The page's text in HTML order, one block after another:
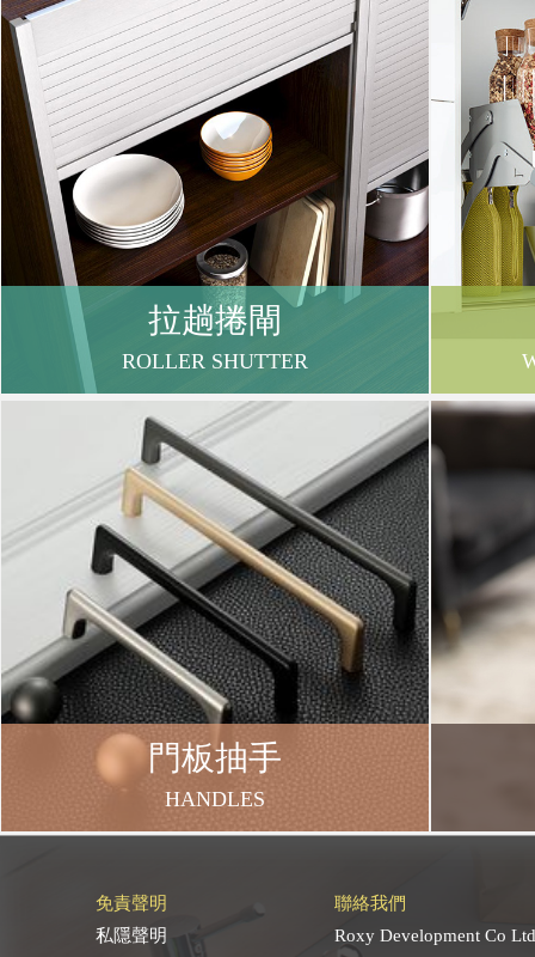
拉趟捲閘
ROLLER SHUTTER
門板抽手
HANDLES
免責聲明
私隱聲明
聯絡我們
Roxy Development Co